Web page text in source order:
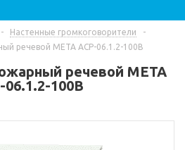
- Настенные громкоговорители
-
речевой МЕТА АСР-06.1.2-100В
речевой МЕТА
100В